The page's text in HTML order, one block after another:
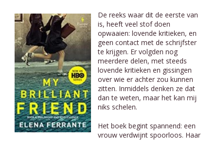
De reeks waar dit de eerste van
is, heeft veel stof doen
opwaaien: lovende kritieken, en
geen contact met de schrijfster
te krijgen. Er volgden nog
meerdere delen, met steeds
lovende kritieken en gissingen
over wie er achter zou kunnen
zitten. Inmiddels denken ze dat
dan te weten, maar het kan mij
niks schelen.
Het boek begint spannend: een
vrouw verdwijnt spoorloos. Haar